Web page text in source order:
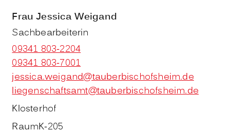
Frau JessicaWeigand
Sachbearbeiterin
09341 803-2204
09341 803-7001
jessica.weigand@tauberbischofsheim.de
liegenschaftsamt@tauberbischofsheim.de
Klosterhof
RaumK-205